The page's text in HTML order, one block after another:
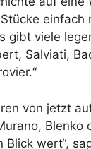
einfach
gibt viele
Salviati,
von jetzt
Blenko
Blick wert“,